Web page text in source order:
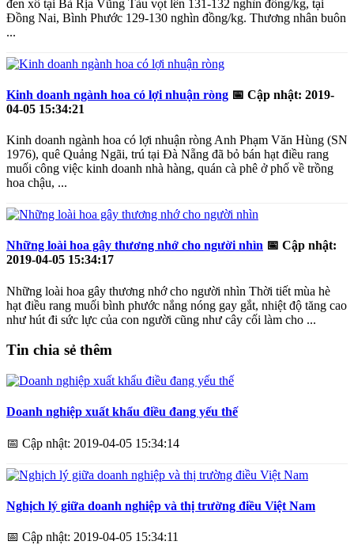
đen xô tại Bà Rịa Vũng Tàu vọt lên 131-132 nghìn đồng/kg, tại
Đồng Nai, Bình Phước 129-130 nghìn đồng/kg. Thương nhân buôn
...
Kinh doanh ngành hoa có lợi nhuận ròng 📅 Cập nhật: 2019-
04-05 15:34:21
Kinh doanh ngành hoa có lợi nhuận ròng Anh Phạm Văn Hùng (SN
1976), quê Quảng Ngãi, trú tại Đà Nẵng đã bỏ bán hạt điều rang
muối công việc kinh doanh nhà hàng, quán cà phê ở phố về trồng
hoa chậu, ...
Những loài hoa gây thương nhớ cho người nhìn 📅 Cập nhật:
2019-04-05 15:34:17
Những loài hoa gây thương nhớ cho người nhìn Thời tiết mùa hè
hạt điều rang muối bình phước nắng nóng gay gắt, nhiệt độ tăng cao
như hút đi sức lực của con người cũng như cây cối làm cho ...
Tin chia sẻ thêm
Doanh nghiệp xuất khẩu điều đang yếu thế
📅 Cập nhật: 2019-04-05 15:34:14
Nghịch lý giữa doanh nghiệp và thị trường điều Việt Nam
📅 Cập nhật: 2019-04-05 15:34:11